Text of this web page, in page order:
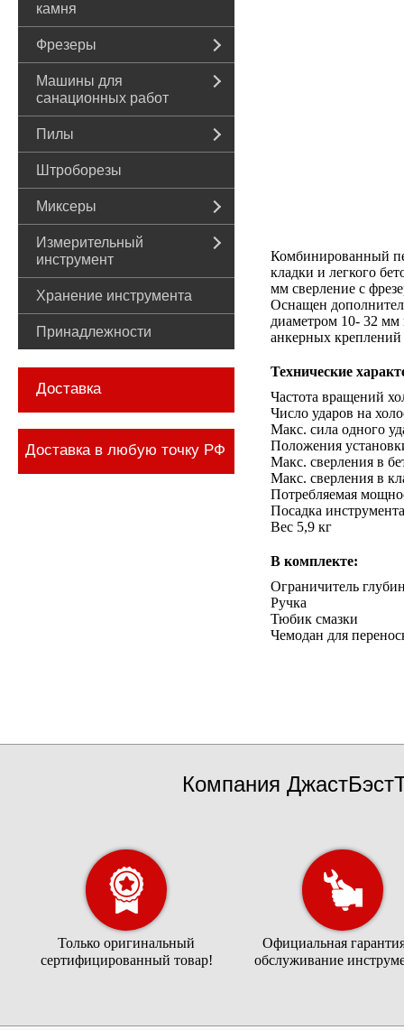
камня
Фрезеры
Машины для
санационных работ
Пилы
Штроборезы
Миксеры
Измерительный
инструмент
Хранение инструмента
Принадлежности
Доставка
Доставка в любую точку РФ
Комбинированный
кладки и легкого
мм сверление с
Оснащен
диаметром 10- 32 мм
анкерных
Технические
Частота вращений
Число ударов на
Макс. сила одного
Положения
Макс. сверления в
Макс. сверления в
Потребляемая
Посадка
Вес 5,9 кг
В комплекте:
Ограничитель
Ручка
Тюбик смазки
Чемодан для
Компания
Только оригинальный
сертифицированный товар!
Официальная
обслуживание